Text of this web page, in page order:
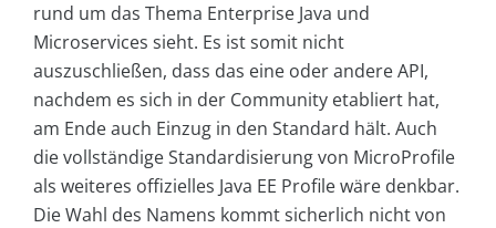
rund um das Thema Enterprise Java und
Microservices sieht. Es ist somit nicht
auszuschließen, dass das eine oder andere API,
nachdem es sich in der Community etabliert hat,
am Ende auch Einzug in den Standard hält. Auch
die vollständige Standardisierung von MicroProfile
als weiteres offizielles Java EE Profile wäre denkbar.
Die Wahl des Namens kommt sicherlich nicht von